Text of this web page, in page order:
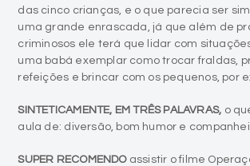
das cinco crianças, e o que parecia ser
uma grande enrascada, já que além de
criminosos ele terá que lidar com
uma babá exemplar como trocar fraldas,
refeições e brincar com os pequenos, por
SINTETICAMENTE, EM TRÊS PALAVRAS, o
aula de: diversão, bom humor e
SUPER RECOMENDO assistir o filme